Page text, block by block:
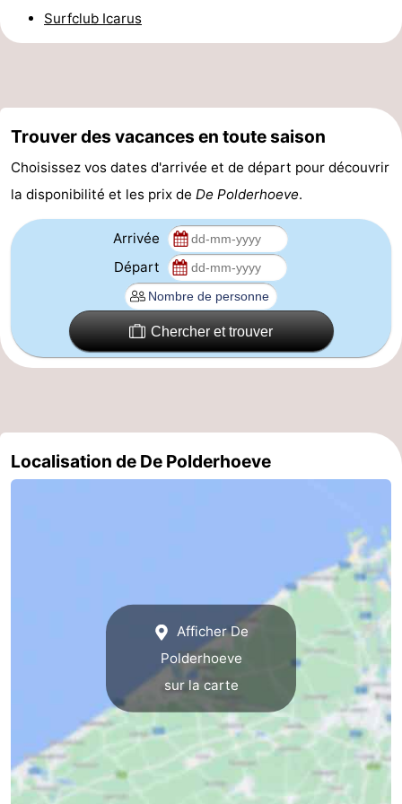
Equitation
Boire
manger
Pratiques
Forum
Route
-
du
Médicales
Région
Vlaanderen
-
Nieuwvliet
-
Ypres
La
côte
Surfclub Icarus
Trouver des vacances en toute saison
Choisissez vos dates d'arrivée et de départ pour découvrir
la disponibilité et les prix de De Polderhoeve.
Arrivée
Départ
Chercher et trouver
Localisation de De Polderhoeve
Afficher De
Polderhoeve
sur la carte